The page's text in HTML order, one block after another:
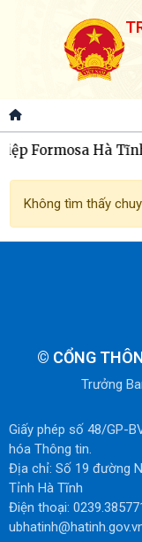
Formosa Hà
Không tìm thấy
© CỔNG
Trưởng
Giấy phép số 48/GP-
hóa Thông tin.
Địa chỉ: Số 19 đường
Tỉnh Hà Tĩnh
Điện thoại: